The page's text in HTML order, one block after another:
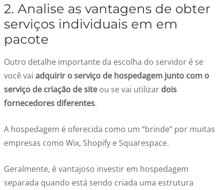
2. Analise as vantagens de obter
serviços individuais em em
pacote
Outro detalhe importante da escolha do servidor é se
você vai adquirir o serviço de hospedagem junto com o
serviço de criação de site ou se vai utilizar dois
fornecedores diferentes.
A hospedagem é oferecida como um “brinde” por muitas
empresas como Wix, Shopify e Squarespace.
Geralmente, é vantajoso investir em hospedagem
separada quando está sendo criada uma estrutura